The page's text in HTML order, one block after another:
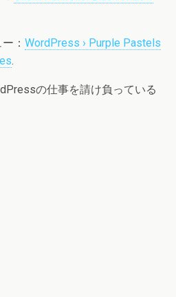
： WordPress › Purple Pastels
.
の仕事を請け負っている